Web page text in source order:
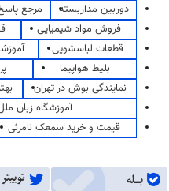
دوربین مداربسته
مرجع
فروش مواد شیمیایی
قطعات لباسشویی
بلیط هواپیما
نمایندگی بوش در تهران
آموزشگاه زبان
قیمت و خرید سمعک نامرئی